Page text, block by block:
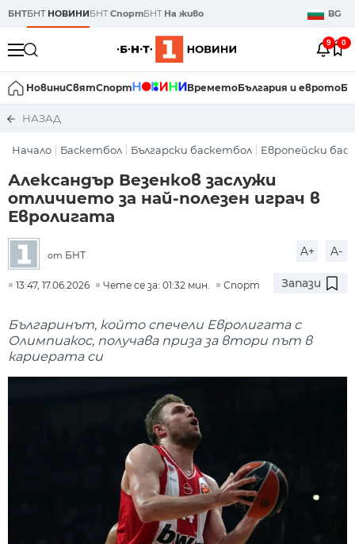
БНТБНТ НОВИНИБНТСпортБНТ На живо BG
9 0
НовиниСвятСпорт ВреметоБългария и еврото
НАЗАД
Начало Баскетбол Български баскетбол Европейски
Александър Везенков заслужи
отличието за най-полезен играч в
Евролигата
от БНТ A+ A-
13:47, 17.06.2026 Чете се за: 01:32 мин. Спорт Запази
Българинът, който спечели Евролигата с
Олимпиакос, получава приза за втори път в
кариерата си